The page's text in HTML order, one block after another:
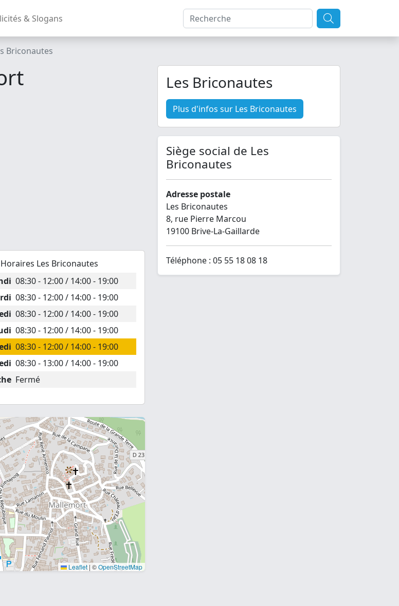
& Slogans
Briconautes
Horaires Les Briconautes
08:30 - 12:00 / 14:00 - 19:00
08:30 - 12:00 / 14:00 - 19:00
08:30 - 12:00 / 14:00 - 19:00
08:30 - 12:00 / 14:00 - 19:00
08:30 - 12:00 / 14:00 - 19:00
08:30 - 13:00 / 14:00 - 19:00
Fermé
Leaflet | ©OpenStreetMap
Les Briconautes
Plus d'infos sur Les Briconautes
Siège social de Les
Briconautes
Adresse postale
Les Briconautes
8, rue Pierre Marcou
19100 Brive-La-Gaillarde
Téléphone : 05 55 18 08 18